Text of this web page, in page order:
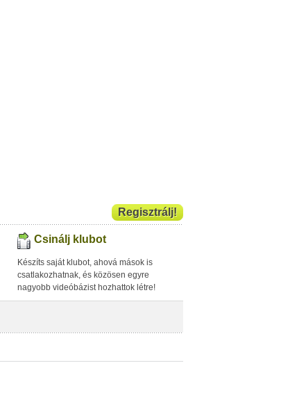
Regisztrálj!
Csinálj klubot
Készíts saját klubot, ahová mások is
csatlakozhatnak, és közösen egyre
nagyobb videóbázist hozhattok létre!